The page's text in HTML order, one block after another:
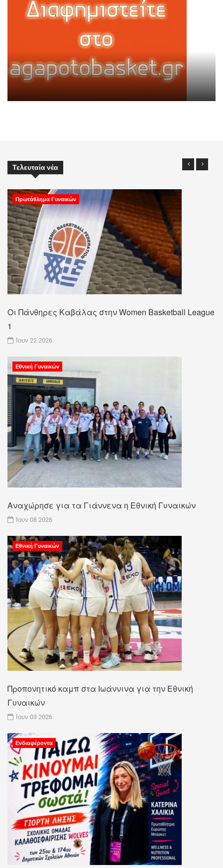
Τελευταία νέα
Οι Πάνθηρες Καβάλας στην Women Basketball League
1
Ιουν 22 2026
Πρωτάθλημα Γυναικών
Αναχώρησε για τα Γιάννενα η Εθνική Γυναικών
Ιουν 08 2026
Εθνική Γυναικών
Προπονητικό καμπ στα Ιωάννινα για την Εθνική
Γυναικών
Ιουν 03 2026
Εθνική Γυναικών
Ενδιαφέροντα